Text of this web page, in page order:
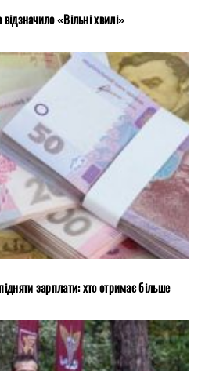
«Вільні хвилі»
зарплати: хто отримає більше